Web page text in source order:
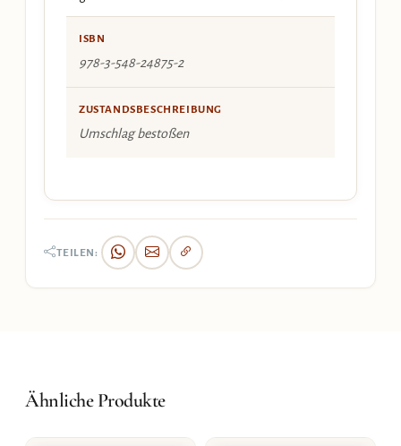
ISBN
978-3-548-24875-2
ZUSTANDSBESCHREIBUNG
Umschlag bestoßen
TEILEN:
Ähnliche Produkte